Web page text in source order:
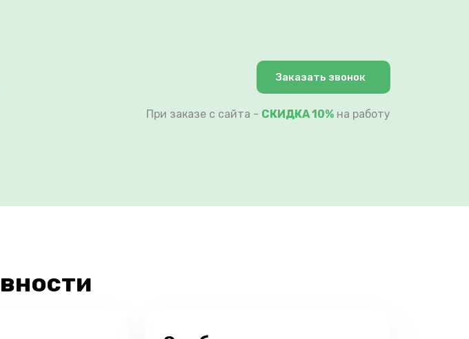
Заказать звонок
При заказе с сайта - СКИДКА 10% на работу